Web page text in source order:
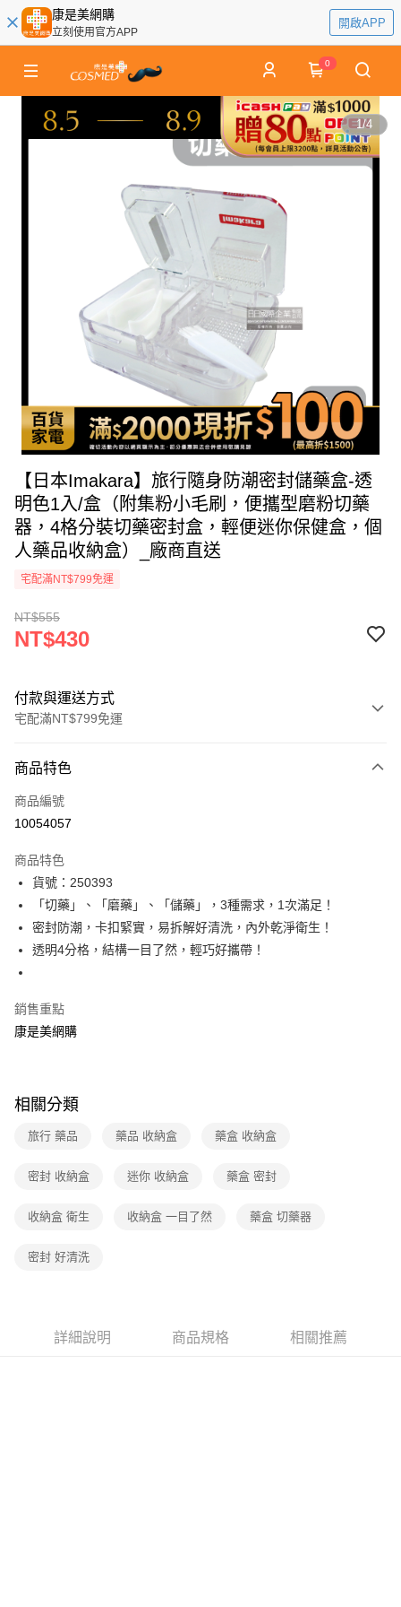
康是美網購
立刻使用官方APP
開啟APP
0
1/4
【日本Imakara】旅行隨身防潮密封儲藥盒-透
明色1入/盒（附集粉小毛刷，便攜型磨粉切藥
器，4格分裝切藥密封盒，輕便迷你保健盒，個
人藥品收納盒）_廠商直送
宅配滿NT$799免運
NT$555
NT$430
付款與運送方式
宅配滿NT$799免運
icash Pay
信用卡一次付款
LINE Pay
Apple Pay
街口支付
悠遊付
Google Pay
每筆NT$100，滿NT$799(含以上)免運費
商品特色
商品編號
10054057
商品特色
貨號：250393
「切藥」、「磨藥」、「儲藥」，3種需求，1次滿足！
密封防潮，卡扣緊實，易拆解好清洗，內外乾淨衛生！
透明4分格，結構一目了然，輕巧好攜帶！
銷售重點
康是美網購
相關分類
旅行 藥品 藥品 收納盒 藥盒 收納盒
密封 收納盒 迷你 收納盒 藥盒 密封
收納盒 衛生 收納盒 一目了然 藥盒 切藥器
密封 好清洗
詳細說明 商品規格 相關推薦